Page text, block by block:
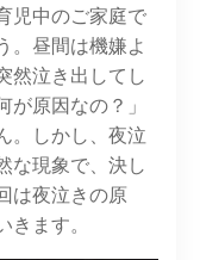
児中のご家庭で
。昼間は機嫌よ
然泣き出してし
原因なの？」
。しかし、夜泣
な現象で、決し
は夜泣きの原
ます。